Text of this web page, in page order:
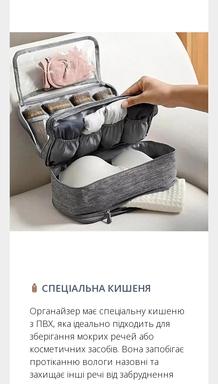
🧴 СПЕЦІАЛЬНА КИШЕНЯ
Органайзер має спеціальну кишеню
з ПВХ, яка ідеально підходить для
зберігання мокрих речей або
косметичних засобів. Вона запобігає
протіканню вологи назовні та
захищає інші речі від забруднення